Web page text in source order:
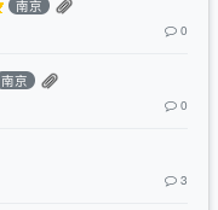
南京
0
南京
0
3